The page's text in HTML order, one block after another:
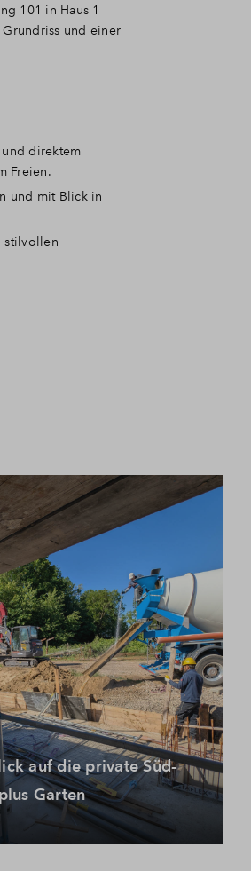
101 in Haus 1
und einer
direktem
Freien.
und mit Blick in
stilvollen
auf die private Süd-
Garten